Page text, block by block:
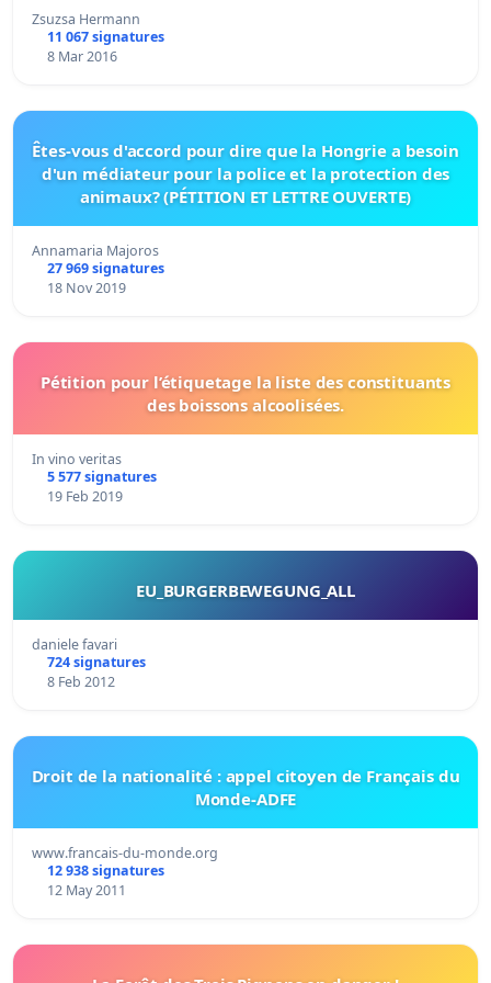
Zsuzsa Hermann
11 067 signatures
8 Mar 2016
Êtes-vous d'accord pour dire que la Hongrie a besoin
d'un médiateur pour la police et la protection des
animaux? (PÉTITION ET LETTRE OUVERTE)
Annamaria Majoros
27 969 signatures
18 Nov 2019
Pétition pour l’étiquetage la liste des constituants
des boissons alcoolisées.
In vino veritas
5 577 signatures
19 Feb 2019
EU_BURGERBEWEGUNG_ALL
daniele favari
724 signatures
8 Feb 2012
Droit de la nationalité : appel citoyen de Français du
Monde-ADFE
www.francais-du-monde.org
12 938 signatures
12 May 2011